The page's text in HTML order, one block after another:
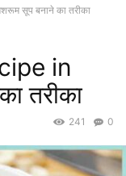
सूप बनाने का तरीका
in
तरीका
0
241